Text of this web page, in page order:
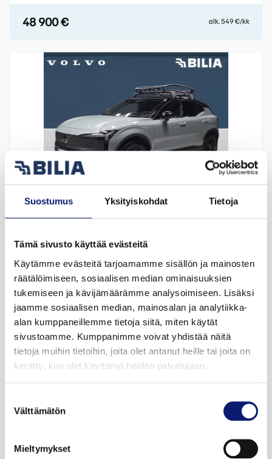
Suostumus Yksityiskohdat Tietoja
Tämä sivusto käyttää evästeitä
Käytämme evästeitä tarjoamamme sisällön ja mainosten
räätälöimiseen, sosiaalisen median ominaisuuksien
tukemiseen ja kävijämäärämme analysoimiseen. Lisäksi
jaamme sosiaalisen median, mainosalan ja analytiikka-
alan kumppaneillemme tietoja siitä, miten käytät
sivustoamme. Kumppanimme voivat yhdistää näitä
tietoja muihin tietoihin, joita olet antanut heille tai joita on
kerätty, kun olet käyttänyt heidän palvelujaan.
valinta
Välttämätön
Mieltymykset
48 900 € alk. 549 €/kk
VOLVO EX30 CROSS COUNTRY
TWIN PERFORMANCE ULTRA
46 500 € alk. 524 €/kk